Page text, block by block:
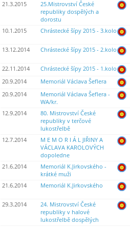
21.3.2015
25.Mistrovství České
republiky dospělých a
dorostu
10.1.2015 Chrástecké šípy 2015 - 3.kolo
13.12.2014 Chrástecké šípy 2015 - 2.kolo
22.11.2014 Chrástecké šípy 2015 - 1.kolo
20.9.2014
Memoriál Václava Šeflera
20.9.2014
Memoriál Václava Šeflera -
WA/kr.
12.9.2014
80. Mistrovství České
republiky v terčové
lukostřelbě
12.7.2014
M E M O R I Á L JIŘINY A
VÁCLAVA KAROLOVÝCH
dopoledne
21.6.2014
Memoriál K.Jirkovského -
krátké muži
21.6.2014 Memoriál K.Jirkovského
29.3.2014
24. Mistrovství České
republiky v halové
lukostřelbě dospělých